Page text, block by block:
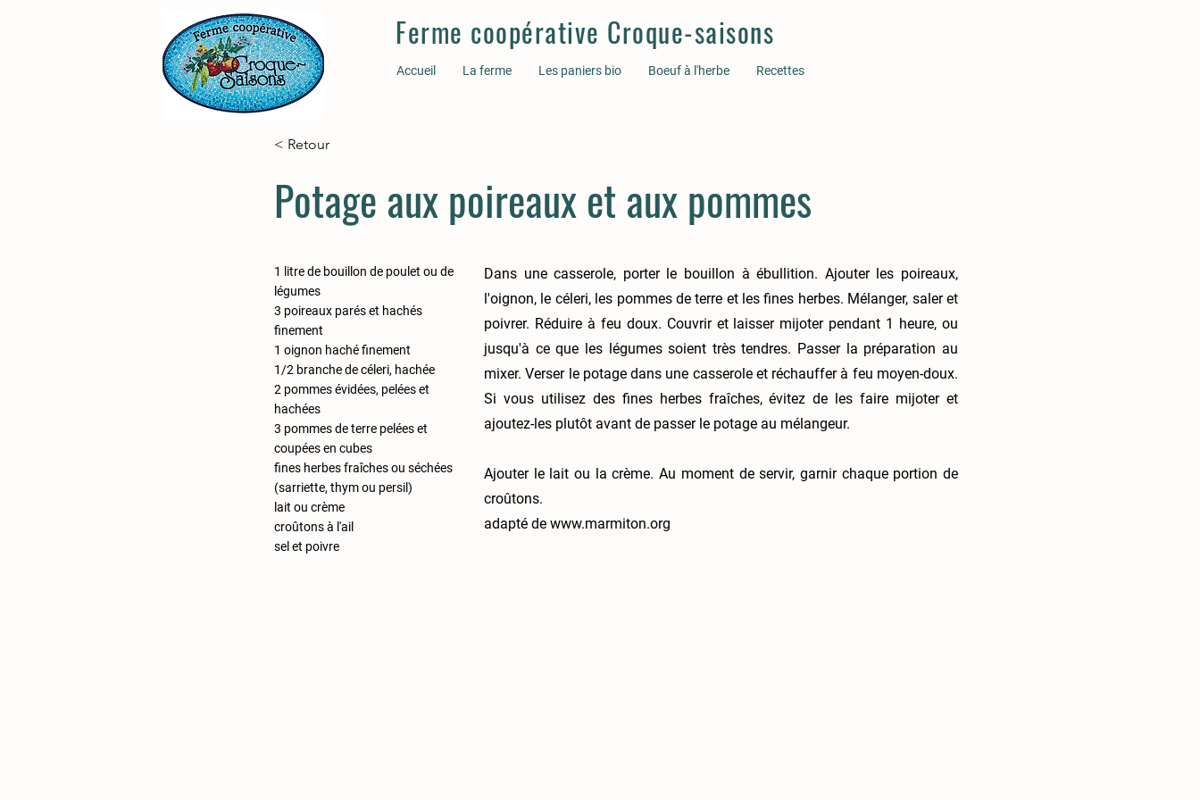
Ferme coopérative Croque-saisons
Accueil La ferme Les paniers bio Boeuf à l'herbe Recettes
< Retour
Potage aux poireaux et aux pommes
1 litre de bouillon de poulet ou de
légumes
3 poireaux parés et hachés
finement
1 oignon haché finement
1/2 branche de céleri, hachée
2 pommes évidées, pelées et
hachées
3 pommes de terre pelées et
coupées en cubes
fines herbes fraîches ou séchées
(sarriette, thym ou persil)
lait ou crème
croûtons à l'ail
sel et poivre
Dans une casserole, porter le bouillon à ébullition. Ajouter les poireaux,
l'oignon, le céleri, les pommes de terre et les fines herbes. Mélanger, saler et
poivrer. Réduire à feu doux. Couvrir et laisser mijoter pendant 1 heure, ou
jusqu'à ce que les légumes soient très tendres. Passer la préparation au
mixer. Verser le potage dans une casserole et réchauffer à feu moyen-doux.
Si vous utilisez des fines herbes fraîches, évitez de les faire mijoter et
ajoutez-les plutôt avant de passer le potage au mélangeur.
Ajouter le lait ou la crème. Au moment de servir, garnir chaque portion de
croûtons.
adapté de www.marmiton.org